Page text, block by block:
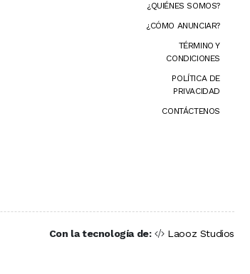
¿QUIÉNES SOMOS?
¿CÓMO ANUNCIAR?
TÉRMINO Y
CONDICIONES
POLÍTICA DE
PRIVACIDAD
CONTÁCTENOS
Con la tecnología de: Laooz Studios